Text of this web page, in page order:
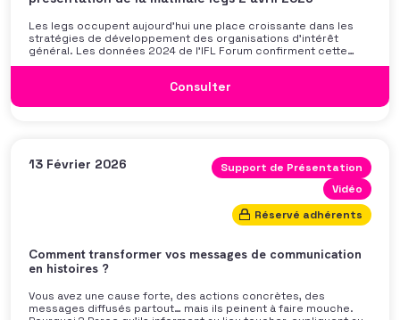
Les legs occupent aujourd’hui une place croissante dans les
stratégies de développement des organisations d’intérêt
général. Les données 2024 de l’IFL Forum confirment cette
dynamique : les libéralités progressent au niveau international
Pour autant, malgré cette évolution, le legs reste souvent
collectivement […]
Consulter
13 Février 2026
Support de Présentation
Vidéo
Réservé adhérents
Comment transformer vos messages de communication
en histoires ?
Vous avez une cause forte, des actions concrètes, des
messages diffusés partout… mais ils peinent à faire mouche.